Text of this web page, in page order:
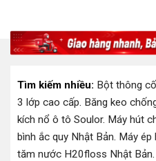
Tìm kiếm nhiều: Bột thông
3 lớp cao cấp. Băng keo
kích nổ ô tô Soulor. Máy hút
bình ắc quy Nhật Bản. Máy ép
tăm nước H20floss Nhật Bản.